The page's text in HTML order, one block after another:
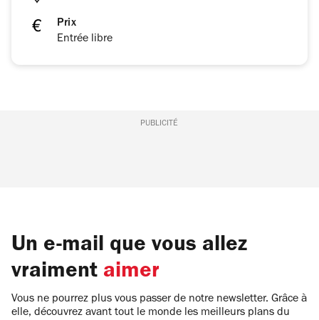
Prix
Entrée libre
PUBLICITÉ
Un e-mail que vous allez
vraiment aimer
Vous ne pourrez plus vous passer de notre newsletter. Grâce à
elle, découvrez avant tout le monde les meilleurs plans du